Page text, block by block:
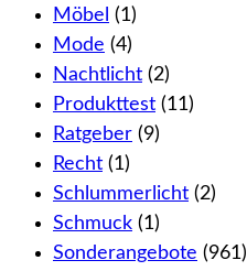
Möbel (1)
Mode (4)
Nachtlicht (2)
Produkttest (11)
Ratgeber (9)
Recht (1)
Schlummerlicht (2)
Schmuck (1)
Sonderangebote (961)